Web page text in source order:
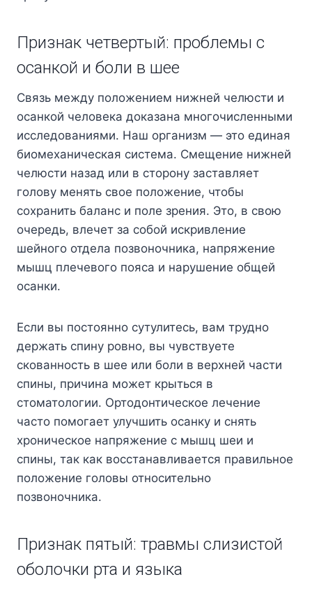
Признак четвертый: проблемы с
осанкой и боли в шее
Связь между положением нижней челюсти и
осанкой человека доказана многочисленными
исследованиями. Наш организм — это единая
биомеханическая система. Смещение нижней
челюсти назад или в сторону заставляет
голову менять свое положение, чтобы
сохранить баланс и поле зрения. Это, в свою
очередь, влечет за собой искривление
шейного отдела позвоночника, напряжение
мышц плечевого пояса и нарушение общей
осанки.
Если вы постоянно сутулитесь, вам трудно
держать спину ровно, вы чувствуете
скованность в шее или боли в верхней части
спины, причина может крыться в
стоматологии. Ортодонтическое лечение
часто помогает улучшить осанку и снять
хроническое напряжение с мышц шеи и
спины, так как восстанавливается правильное
положение головы относительно
позвоночника.
Признак пятый: травмы слизистой
оболочки рта и языка